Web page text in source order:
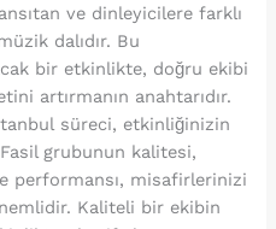
ve dinleyicilere farklı
dalıdır. Bu
bir etkinlikte, doğru ekibi
artırmanın anahtarıdır.
süreci, etkinliğinizin
grubunun kalitesi,
performansı, misafirlerinizi
Kaliteli bir ekibin